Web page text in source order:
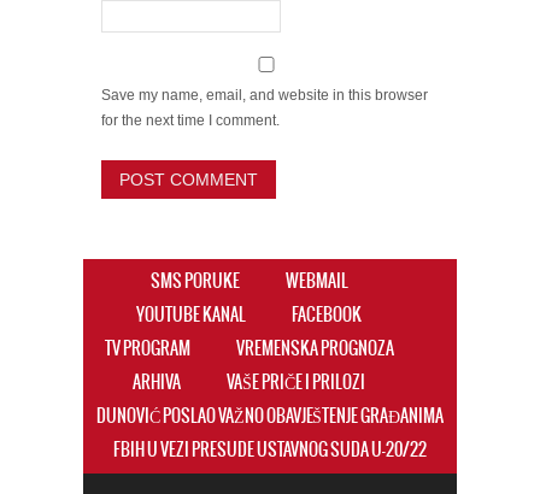
Save my name, email, and website in this browser
for the next time I comment.
SMS PORUKE
WEBMAIL
YOUTUBE KANAL
FACEBOOK
TV PROGRAM
VREMENSKA PROGNOZA
ARHIVA
VAŠE PRIČE I PRILOZI
DUNOVIĆ POSLAO VAŽNO OBAVJEŠTENJE GRAĐANIMA
FBIH U VEZI PRESUDE USTAVNOG SUDA U-20/22